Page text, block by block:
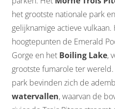
het grootste nationale park
gelijknamige actieve
hoogtepunten de Emerald
Gorge en het Boiling Lake,
grootste fumarole ter
park bevinden zich de
watervallen, waarvan de